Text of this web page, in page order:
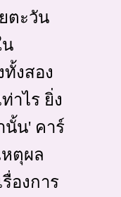
ตะวัน
งสอง
าไร ยิ่ง
นั้น' คาร์
หตุผล
องการ